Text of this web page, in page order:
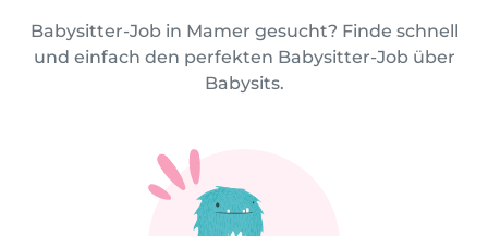
Babysitter-Job in Mamer gesucht? Finde schnell
und einfach den perfekten Babysitter-Job über
Babysits.